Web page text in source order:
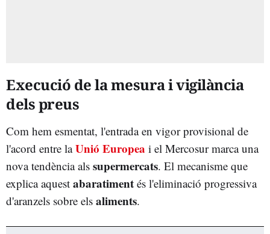
Execució de la mesura i vigilància
dels preus
Com hem esmentat, l'entrada en vigor provisional de
l'acord entre laUnió Europea i el Mercosur marca una
nova tendència als supermercats. El mecanisme que
explica aquest abaratiment és l'eliminació progressiva
d'aranzels sobre els aliments.